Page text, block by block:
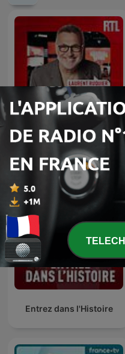
Les Grosses Têtes
Entrez dans l'Histoire